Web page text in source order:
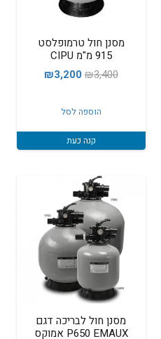
מסנן חול טרמופלסט
915 מ"מ CIPU
₪3,400
המחיר
היה:
₪3,400.
₪3,200
₪3,200.
הוספה לסל
קנה כעת
מסנן חול לבריכה דגם
P650 EMAUX אמוקס